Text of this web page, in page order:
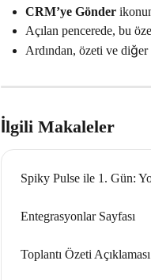
CRM’ye Gönder
Açılan pencerede, bu
Ardından, özeti ve
İlgili Makaleler
Spiky Pulse ile 1. Gün:
Entegrasyonlar Sayfası
Toplantı Özeti Açıklaması